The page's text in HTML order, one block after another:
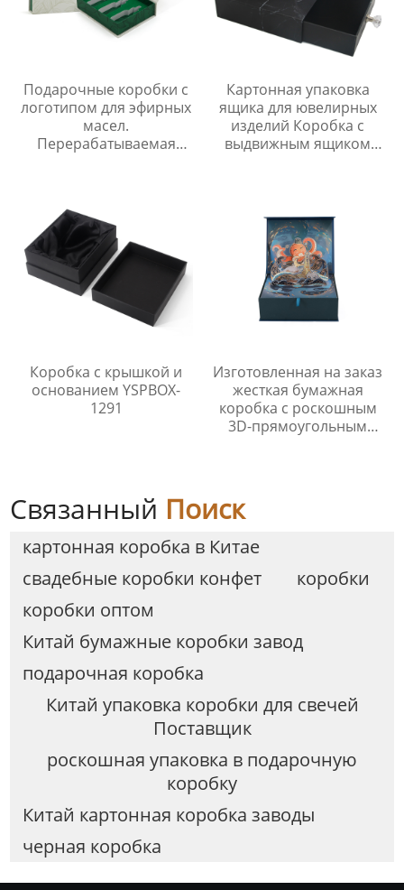
Подарочные коробки с
логотипом для эфирных
масел.
Перерабатываемая
масел.
Картонная упаковка
ящика для ювелирных
изделий Коробка с
выдвижным ящиком
Коробка с крышкой и
основанием YSPBOX-
1291
Изготовленная на заказ
жесткая бумажная
коробка с роскошным
3D-прямоугольным
Связанный Поиск
картонная коробка в Китае
свадебные коробки конфет
коробки
коробки оптом
Китай бумажные коробки завод
подарочная коробка
Китай упаковка коробки для свечей
Поставщик
роскошная упаковка в подарочную
коробку
Китай картонная коробка заводы
черная коробка